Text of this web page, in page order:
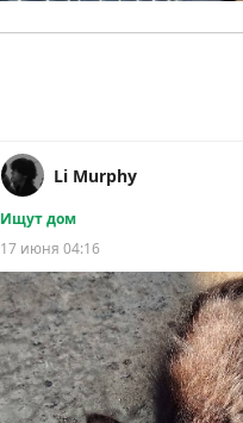
Li Murphy
Ищут дом
17 июня 04:16